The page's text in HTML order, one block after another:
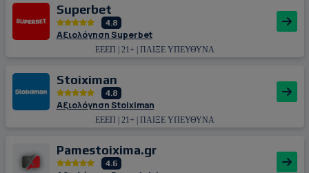
Superbet
4.8
Αξιολόγηση Superbet
ΕΕΕΠ | 21+ | ΠΑΙΞΕ ΥΠΕΥΘΥΝΑ
Stoiximan
4.8
Αξιολόγηση Stoiximan
ΕΕΕΠ | 21+ | ΠΑΙΞΕ ΥΠΕΥΘΥΝΑ
Pamestoixima.gr
4.6